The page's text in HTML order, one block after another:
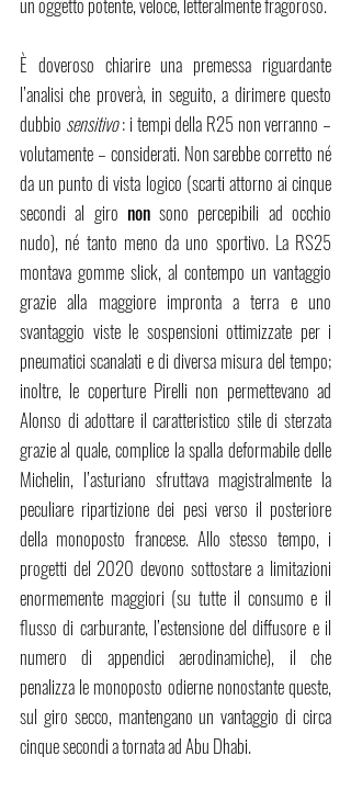
È doveroso chiarire una premessa riguardante
l’analisi che proverà, in seguito, a dirimere questo
dubbio sensitivo : i tempi della R25 non verranno –
volutamente – considerati. Non sarebbe corretto né
da un punto di vista logico (scarti attorno ai cinque
secondi al giro non sono percepibili ad occhio
nudo), né tanto meno da uno sportivo. La RS25
montava gomme slick, al contempo un vantaggio
grazie alla maggiore impronta a terra e uno
svantaggio viste le sospensioni ottimizzate per i
pneumatici scanalati e di diversa misura del tempo;
inoltre, le coperture Pirelli non permettevano ad
Alonso di adottare il caratteristico stile di sterzata
grazie al quale, complice la spalla deformabile delle
Michelin, l’asturiano sfruttava magistralmente la
peculiare ripartizione dei pesi verso il posteriore
della monoposto francese. Allo stesso tempo, i
progetti del 2020 devono sottostare a limitazioni
enormemente maggiori (su tutte il consumo e il
flusso di carburante, l’estensione del diffusore e il
numero di appendici aerodinamiche), il che
penalizza le monoposto odierne nonostante queste,
sul giro secco, mantengano un vantaggio di circa
cinque secondi a tornata ad Abu Dhabi.